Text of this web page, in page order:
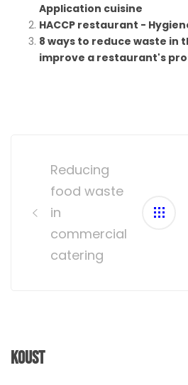
Application cuisine
HACCP restaurant -
8 ways to reduce waste in
improve a restaurant's
navigationReducing
food waste
in
commercial
catering
Koust